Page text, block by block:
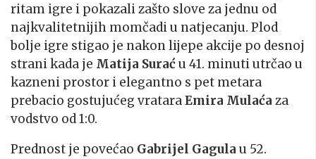
ritam igre i pokazali zašto slove za jednu od
najkvalitetnijih momčadi u natjecanju. Plod
bolje igre stigao je nakon lijepe akcije po desnoj
strani kada je Matija Suraću 41. minuti utrčao u
kazneni prostor i elegantno s pet metara
prebacio gostujućeg vrataraEmira Mulaća za
vodstvo od 1:0.
Prednost je povećao Gabrijel Gagula u 52.